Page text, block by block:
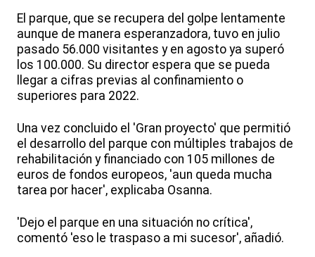
El parque, que se recupera del golpe lentamente
aunque de manera esperanzadora, tuvo en julio
pasado 56.000 visitantes y en agosto ya superó
los 100.000. Su director espera que se pueda
llegar a cifras previas al confinamiento o
superiores para 2022.
Una vez concluido el 'Gran proyecto' que permitió
el desarrollo del parque con múltiples trabajos de
rehabilitación y financiado con 105 millones de
euros de fondos europeos, 'aun queda mucha
tarea por hacer', explicaba Osanna.
'Dejo el parque en una situación no crítica',
comentó 'eso le traspaso a mi sucesor', añadió.